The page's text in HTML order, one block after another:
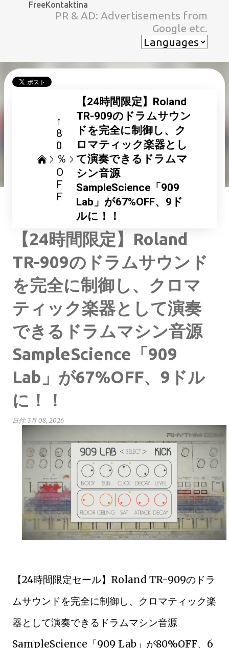
スキップしてメイン コンテンツに移動
FreeKontaktina
PR & AD: Advertisements from
Google etc.
↑
8
0
％
O
F
F
【24時間限定】Roland
TR-909のドラムサウン
ドを完全に制御し、ク
ロマティック楽器とし
て演奏できるドラムマ
シン音源
SampleScience「909
Lab」が67%OFF、9ド
ルに！！
【24時間限定】Roland
TR-909のドラムサウンド
を完全に制御し、クロマ
ティック楽器として演奏
できるドラムマシン音源
SampleScience「909
Lab」が67%OFF、9ドル
に！！
日付: 3月 08, 2026
【24時間限定セール】Roland TR-909のドラ
ムサウンドを完全に制御し、クロマティック楽
器として演奏できるドラムマシン音源
SampleScience「909 Lab」が80%OFF、6